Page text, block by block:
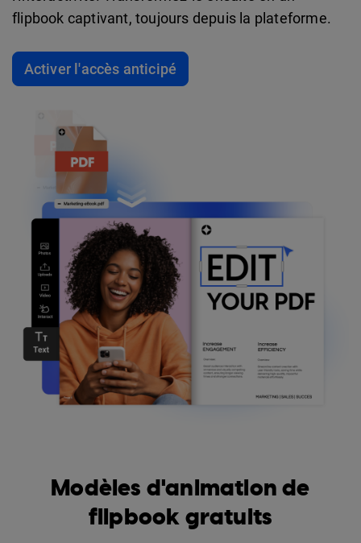
flipbook captivant, toujours depuis la plateforme.
Activer l'accès anticipé
Modèles d'animation de
flipbook gratuits